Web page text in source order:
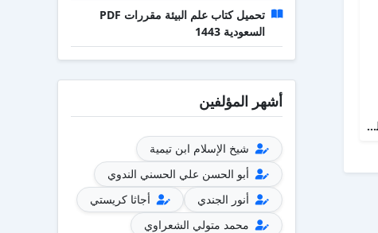
المحاسبة المالية من الألف للياء - الجزء الثاني
تحميل كتاب علم البيئة مقررات PDF
السعودية 1443
أشهر المؤلفين
شيخ الإسلام ابن تيمية
أبو الحسن علي الحسني الندوي
أنور الجندي
أجاثا كريستي
محمد متولي الشعراوي